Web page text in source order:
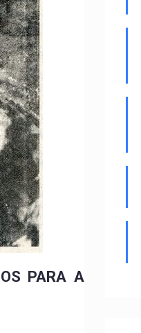
PARA A